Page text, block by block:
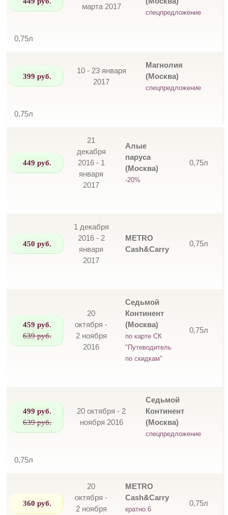
марта 2017
спецпредложение
0,75л
399 руб.
10 - 23 января
2017
Магнолия
(Москва)
спецпредложение
0,75л
449 руб.
21
декабря
2016 - 1
января
2017
Алые
паруса
(Москва)
-20%
0,75л
450 руб.
1 декабря
2016 - 2
января
2017
METRO
Cash&Carry
0,75л
459 руб.
639 руб.
20
октября -
2 ноября
2016
Седьмой
Континент
(Москва)
по карте СК
"Путеводитель
по скидкам"
0,75л
499 руб.
639 руб.
20 октября - 2
ноября 2016
Седьмой
Континент
(Москва)
спецпредложение
0,75л
360 руб.
20
октября -
2 ноября
METRO
Cash&Carry
кратно 6
0,75л